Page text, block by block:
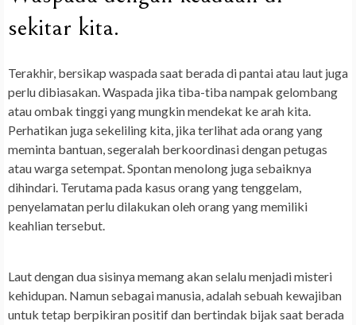
sekitar kita.
Terakhir, bersikap waspada saat berada di pantai atau laut juga
perlu dibiasakan. Waspada jika tiba-tiba nampak gelombang
atau ombak tinggi yang mungkin mendekat ke arah kita.
Perhatikan juga sekeliling kita, jika terlihat ada orang yang
meminta bantuan, segeralah berkoordinasi dengan petugas
atau warga setempat. Spontan menolong juga sebaiknya
dihindari. Terutama pada kasus orang yang tenggelam,
penyelamatan perlu dilakukan oleh orang yang memiliki
keahlian tersebut.
Laut dengan dua sisinya memang akan selalu menjadi misteri
kehidupan. Namun sebagai manusia, adalah sebuah kewajiban
untuk tetap berpikiran positif dan bertindak bijak saat berada